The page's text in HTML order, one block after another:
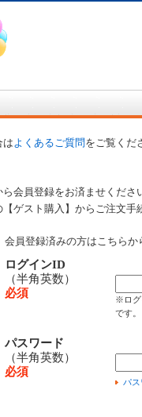
はよくあるご質問をご覧くだ
会員登録をお済ませくだ
ゲスト購入】からご注文手
会員登録済みの方はこちら
ログインID
（半角英数）
必須
※ログ
です。
パスワード
（半角英数）
必須
パ